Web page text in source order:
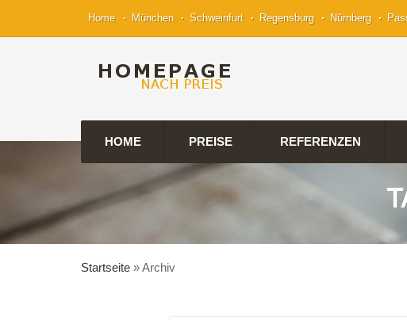
Home München Schweinfurt Regensburg Nürnberg
HOME PREISE REFERENZEN
Startseite »Archiv